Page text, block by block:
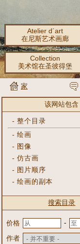
Atelier d´art
在尼斯艺术画廊
Collection
美术馆在圣彼得堡
家
该网站包含
-整个目录
-绘画
- 图像
-仿古画
- 图片顺序
-绘画的副本
搜索目录
价格
-
作者